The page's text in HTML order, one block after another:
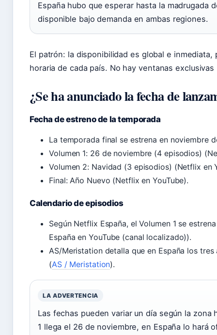
España hubo que esperar hasta la madrugada
disponible bajo demanda en ambas regiones.
El patrón: la disponibilidad es global e
horaria de cada país. No hay ventanas
¿Se ha anunciado la fecha de
Fecha de estreno de la temporada
La temporada final se estrena en noviembre
Volumen 1: 26 de noviembre (4 episodios)
Volumen 2: Navidad (3 episodios) (Netflix en
Final: Año Nuevo (Netflix en YouTube).
Calendario de episodios
Según Netflix España, el Volumen 1 se
España en YouTube (canal localizado)).
AS/Meristation detalla que en España los
(AS / Meristation).
LA ADVERTENCIA
Las fechas pueden variar un día según la zona
1 llega el 26 de noviembre, en España lo hará